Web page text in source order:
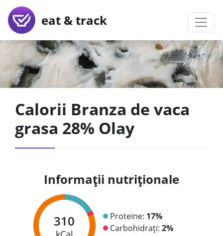
eat & track
Calorii Branza de vaca
grasa 28% Olay
Informații nutriționale
310 Proteine: 17%
Carbohidrați: 2%